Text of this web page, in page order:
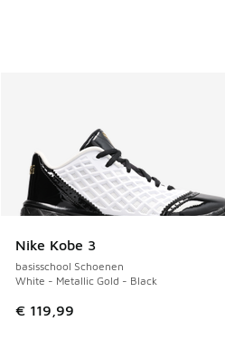
Nike Kobe 3
basisschool Schoenen
White - Metallic Gold - Black
€ 119,99